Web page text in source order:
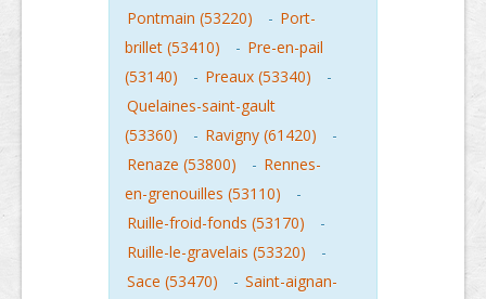
Pontmain (53220)
- Port-
brillet (53410)
- Pre-en-pail
(53140)
- Preaux (53340)
-
Quelaines-saint-gault
(53360)
- Ravigny (61420)
-
Renaze (53800)
- Rennes-
en-grenouilles (53110)
-
Ruille-froid-fonds (53170)
-
Ruille-le-gravelais (53320)
-
Sace (53470)
- Saint-aignan-